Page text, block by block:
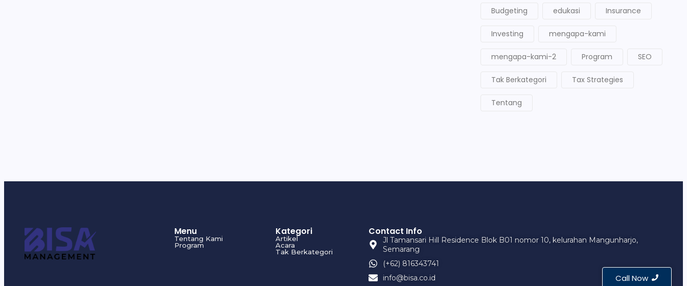
Budgeting edukasi Insurance
Investing mengapa-kami
mengapa-kami-2 Program SEO
Tak Berkategori Tax Strategies
Tentang
Menu
Tentang Kami
Program
Kategori
Artikel
Acara
Tak Berkategori
Contact Info
Jl Tamansari Hill Residence Blok B01 nomor 10, kelurahan Mangunharjo,
Semarang
(+62) 816343741
info@bisa.co.id
Call Now